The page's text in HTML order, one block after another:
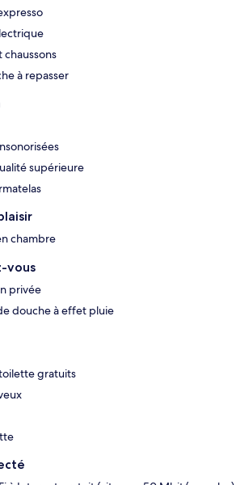
chaussons
à repasser
supérieure
chambre
vous
privée
douche à effet pluie
gratuits